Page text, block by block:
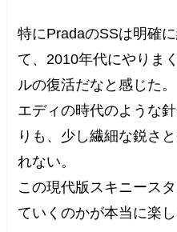
特にPradaのSSは明確
て、2010年代にやりま
ルの復活だなと感じた。
エディの時代のような
りも、少し繊細な鋭さ
れない。
この現代版スキニース
ていくのかが本当に楽し